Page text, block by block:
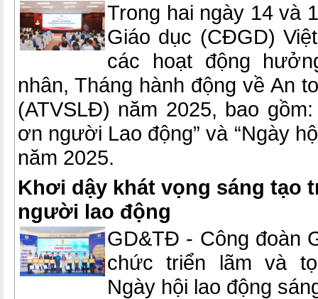
Trong hai ngày 14 và
Giáo dục (CĐGD)
các hoạt động
nhân, Tháng hành động về An
(ATVSLĐ) năm 2025, bao
ơn người Lao động” và “Ngày
năm 2025.
Khơi dậy khát vọng sáng tạo
người lao động
GD&TĐ - Công đoàn
chức triển lãm và
Ngày hội lao động